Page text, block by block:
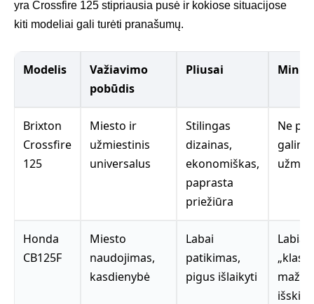
yra Crossfire 125 stipriausia pusė ir kokiose situacijose
kiti modeliai gali turėti pranašumų.
Modelis
Važiavimo
pobūdis
Pliusai
Brixton
Crossfire
125
Miesto ir
užmiestinis
universalus
Stilingas
dizainas,
ekonomiškas,
paprasta
priežiūra
Ne
Honda
CB125F
Miesto
naudojimas,
kasdienybė
Labai
patikimas,
pigus išlaikyti
Labiau